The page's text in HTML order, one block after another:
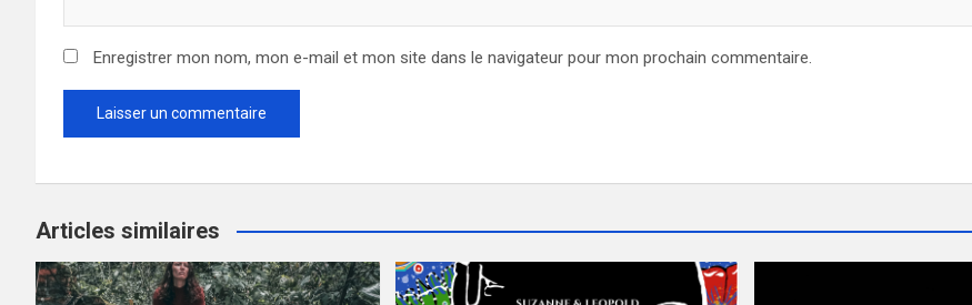
Enregistrer mon nom, mon e-mail et mon site dans le navigateur pour mon prochain commentaire.
Articles similaires